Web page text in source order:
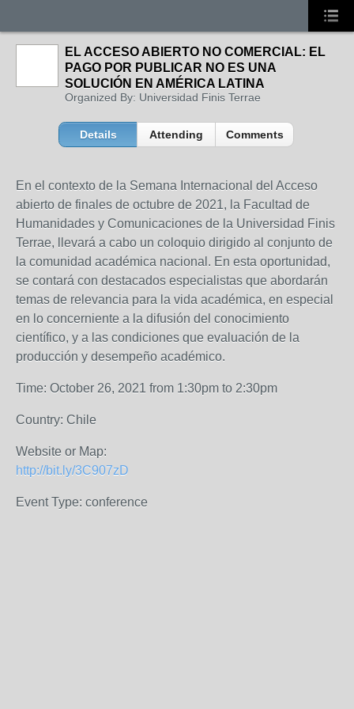
EL ACCESO ABIERTO NO COMERCIAL: EL
PAGO POR PUBLICAR NO ES UNA
SOLUCIÓN EN AMÉRICA LATINA
Organized By: Universidad Finis Terrae
Details Attending Comments
En el contexto de la Semana Internacional del Acceso
abierto de finales de octubre de 2021, la Facultad de
Humanidades y Comunicaciones de la Universidad Finis
Terrae, llevará a cabo un coloquio dirigido al conjunto de
la comunidad académica nacional. En esta oportunidad,
se contará con destacados especialistas que abordarán
temas de relevancia para la vida académica, en especial
en lo concerniente a la difusión del conocimiento
científico, y a las condiciones que evaluación de la
producción y desempeño académico.
Time: October 26, 2021 from 1:30pm to 2:30pm
Country: Chile
Website or Map:
http://bit.ly/3C907zD
Event Type: conference